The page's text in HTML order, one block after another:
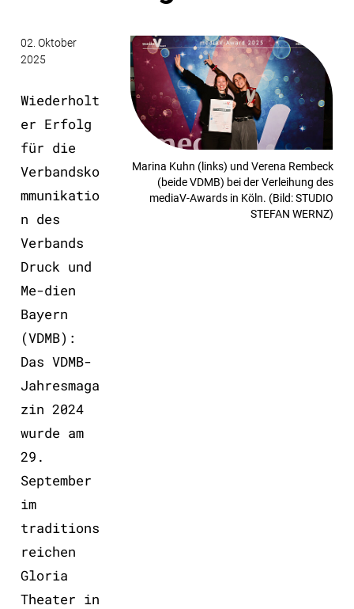
02. Oktober
2025
Wiederholt
er Erfolg
für die
Verbandsko
mmunikatio
n des
Verbands
Druck und
Me-dien
Bayern
(VDMB):
Das VDMB-
Jahresmaga
zin 2024
wurde am
29.
September
im
traditions
reichen
Gloria
Theater in
Marina Kuhn (links) und Verena Rembeck
(beide VDMB) bei der Verleihung des
mediaV-Awards in Köln. (Bild: STUDIO
STEFAN WERNZ)